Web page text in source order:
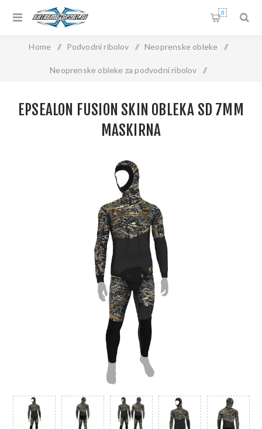
0
Home / Podvodni ribolov / Neoprenske obleke /
Neoprenske obleke za podvodni ribolov /
EPSEALON FUSION SKIN OBLEKA SD 7MM
MASKIRNA